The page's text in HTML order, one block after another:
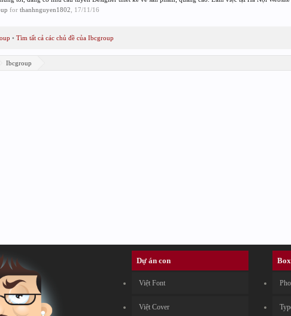
for thanhnguyen1802 17/11/16
Tìm tất cả các chủ đề của Ibcgroup
Ibcgroup
Dự án con
Việt Font
Việt Cover